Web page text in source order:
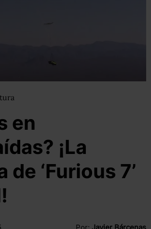
en
¡La
de ‘Furious 7’